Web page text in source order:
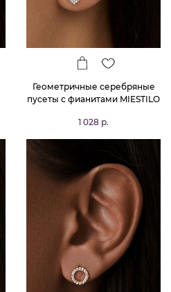
Геометричные серебряные
пусеты с фианитами MIESTILO
1 028 р.